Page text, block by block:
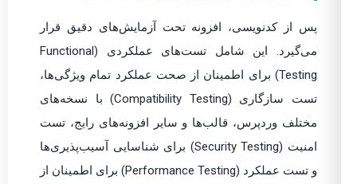
پس از کدنویسی، افزونه تحت آزمایش‌های دقیق قرار
می‌گیرد. این شامل تست‌های عملکردی (Functional
Testing) برای اطمینان از صحت عملکرد تمام ویژگی‌ها،
تست سازگاری (Compatibility Testing) با نسخه‌های
مختلف وردپرس، قالب‌ها و سایر افزونه‌های رایج، تست
امنیت (Security Testing) برای شناسایی آسیب‌پذیری‌ها
و تست عملکرد (Performance Testing) برای اطمینان از